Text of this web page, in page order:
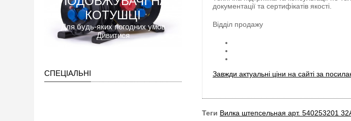
КОТУШЦІ
Для будь-яких погодних умов
Дивитися
СПЕЦІАЛЬНІ
документації та сертифікатів якості.
Відділ продажу
Завжди актуальні ціни на сайті за
Теги Вилка штепсельная арт. 540253201